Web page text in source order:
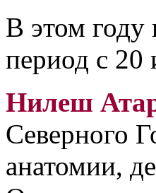
В этом году
период с 20
Нилеш
Северного
анатомии,